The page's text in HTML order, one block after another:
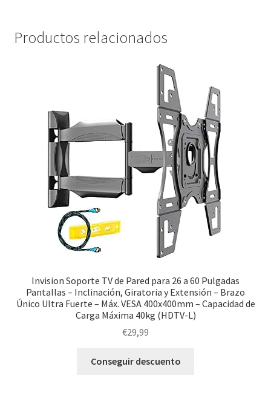
Productos relacionados
Invision Soporte TV de Pared para 26 a 60 Pulgadas
Pantallas – Inclinación, Giratoria y Extensión – Brazo
Único Ultra Fuerte – Máx. VESA 400x400mm – Capacidad de
Carga Máxima 40kg (HDTV-L)
€29,99
Conseguir descuento